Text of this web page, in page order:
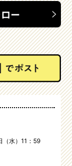
水）11：59